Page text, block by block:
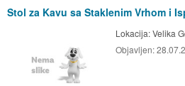
Stol za Kavu sa Staklenim Vrhom i
Lokacija:Velika
Objavljen: